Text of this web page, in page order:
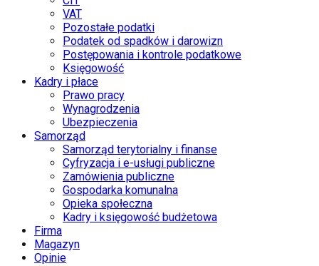
VAT
Pozostałe podatki
Podatek od spadków i darowizn
Postępowania i kontrole podatkowe
Księgowość
Kadry i płace
Prawo pracy
Wynagrodzenia
Ubezpieczenia
Samorząd
Samorząd terytorialny i finanse
Cyfryzacja i e-usługi publiczne
Zamówienia publiczne
Gospodarka komunalna
Opieka społeczna
Kadry i księgowość budżetowa
Firma
Magazyn
Opinie